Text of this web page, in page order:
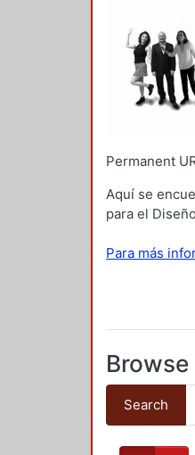
Permanent
Aquí se
para el
Para más
Browse
Search